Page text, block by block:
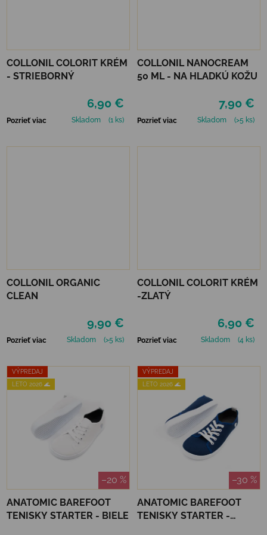
COLLONIL COLORIT KRÉM
- STRIEBORNÝ
6,90 €
Pozrieť viac Skladom (1 ks)
COLLONIL NANOCREAM
50 ML - NA HLADKÚ KOŽU
7,90 €
Pozrieť viac Skladom (>5 ks)
COLLONIL ORGANIC
CLEAN
9,90 €
Pozrieť viac Skladom (>5 ks)
COLLONIL COLORIT KRÉM
-ZLATÝ
6,90 €
Pozrieť viac Skladom (4 ks)
VÝPREDAJ
LETO 2026 🌊
–20 %
ANATOMIC BAREFOOT
TENISKY STARTER - BIELE
VÝPREDAJ
LETO 2026 🌊
–30 %
ANATOMIC BAREFOOT
TENISKY STARTER -